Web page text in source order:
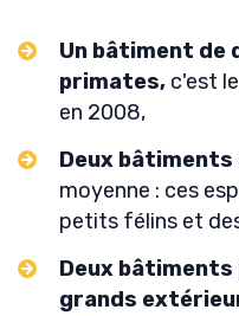
Un bâtiment de
primates, c'est
en 2008,
Deux bâtiments
moyenne : ces
petits félins et
Deux
grands